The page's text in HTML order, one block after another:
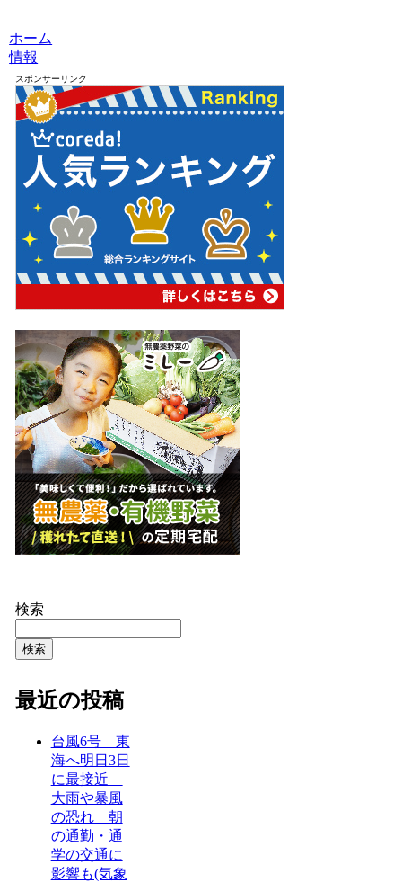
ホーム
情報
スポンサーリンク
検索
検索
最近の投稿
台風6号 東
海へ明日3日
に最接近
大雨や暴風
の恐れ 朝
の通勤・通
学の交通に
影響も(気象